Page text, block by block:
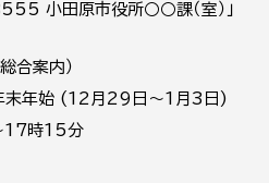
小田原市役所○○課（室）」
案内）
年末年始 (12月29日～1月3日)
17時15分